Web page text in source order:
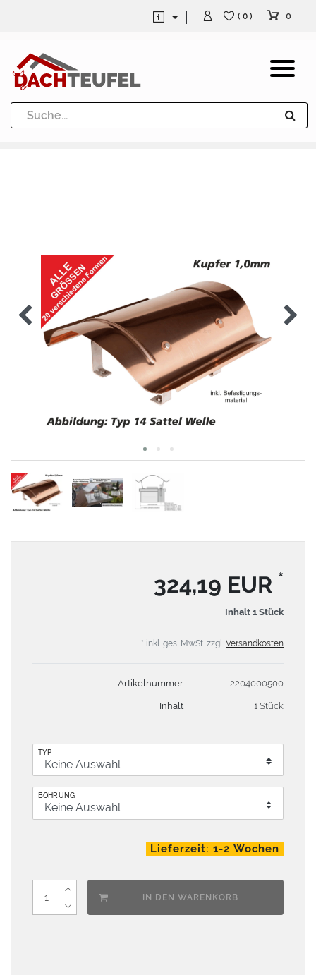
Dachrinne und Fallrohre
Werkzeuge und Löttechnik
( 0 ) 0
324,19 EUR *
Inhalt 1 Stück
* inkl. ges. MwSt. zzgl. Versandkosten
Artikelnummer 2204000500
Inhalt 1 Stück
TYP
BOHRUNG
Lieferzeit: 1-2 Wochen
IN DEN WARENKORB